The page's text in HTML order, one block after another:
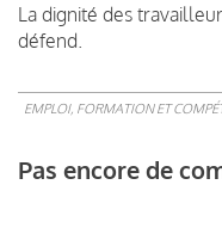
La dignité des
défend.
EMPLOI, FORMATION ET
Pas encore de